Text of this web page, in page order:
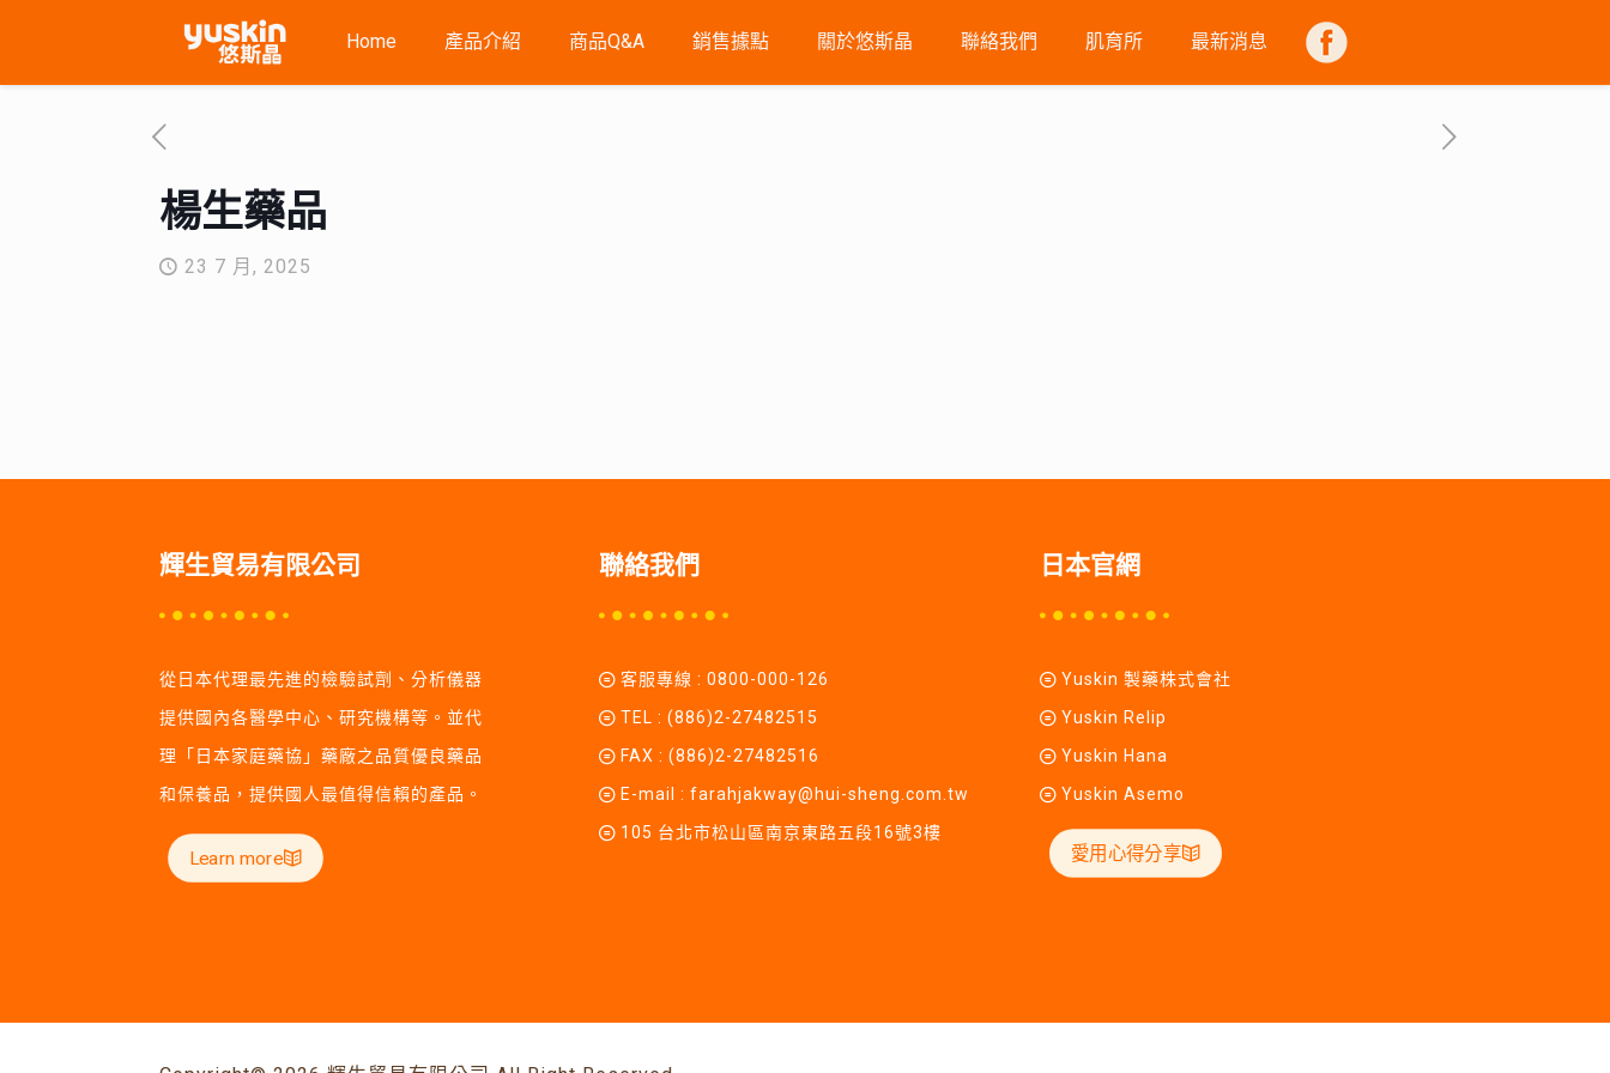
Home 產品介紹 商品Q&A 銷售據點 關於悠斯晶 聯絡我們 肌育所 最新消息 FB
楊生藥品
23 7 月, 2025
輝生貿易有限公司
從日本代理最先進的檢驗試劑、分析儀器
提供國內各醫學中心、研究機構等。並代
理「日本家庭藥協」藥廠之品質優良藥品
和保養品，提供國人最值得信賴的產品。
Learn more
聯絡我們
客服專線 :0800-000-126
TEL :(886)2-27482515
FAX : (886)2-27482516
E-mail :farahjakway@hui-sheng.com.tw
105 台北市松山區南京東路五段16號3樓
日本官網
Yuskin 製藥株式會社
Yuskin Relip
Yuskin Hana
Yuskin Asemo
愛用心得分享